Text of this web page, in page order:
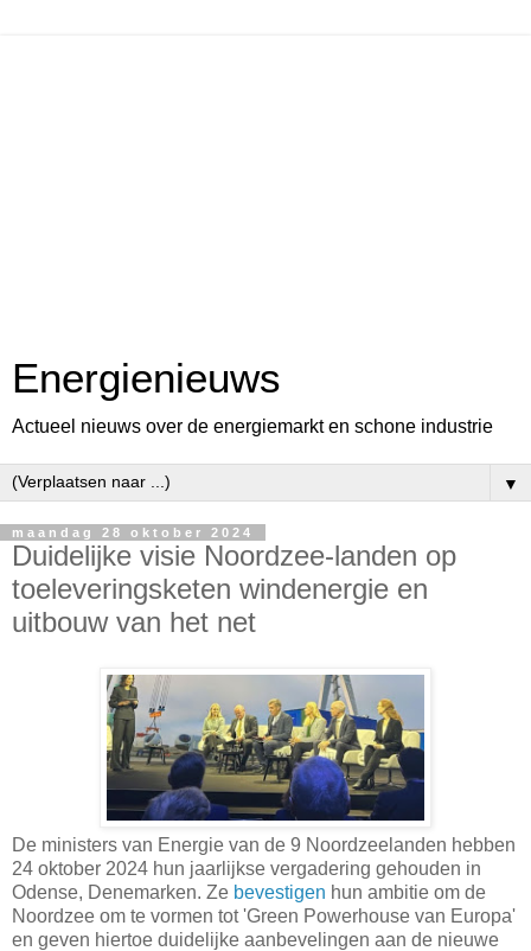
Energienieuws
Actueel nieuws over de energiemarkt en schone industrie
▼
maandag 28 oktober 2024
Duidelijke visie Noordzee-landen op
toeleveringsketen windenergie en
uitbouw van het net
De ministers van Energie van de 9 Noordzeelanden hebben
24 oktober 2024 hun jaarlijkse vergadering gehouden in
Odense, Denemarken. Ze bevestigen hun ambitie om de
Noordzee om te vormen tot 'Green Powerhouse van Europa'
en geven hiertoe duidelijke aanbevelingen aan de nieuwe